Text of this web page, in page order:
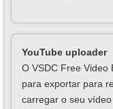
YouTube uploader
O VSDC Free Video
para exportar para
carregar o seu